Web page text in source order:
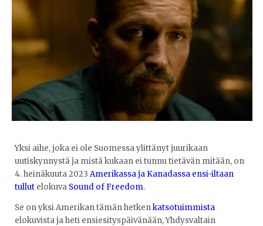
Yksi aihe, joka ei ole Suomessa ylittänyt juurikaan
uutiskynnystä ja mistä kukaan ei tunnu tietävän mitään, on
4. heinäkuuta 2023 Amerikassa ja Kanadassa ensi-iltaan
tullut elokuva Sound of Freedom.
Se on yksi Amerikan tämän hetkenkatsotuimmista
elokuvista ja heti ensiesityspäivänään, Yhdysvaltain